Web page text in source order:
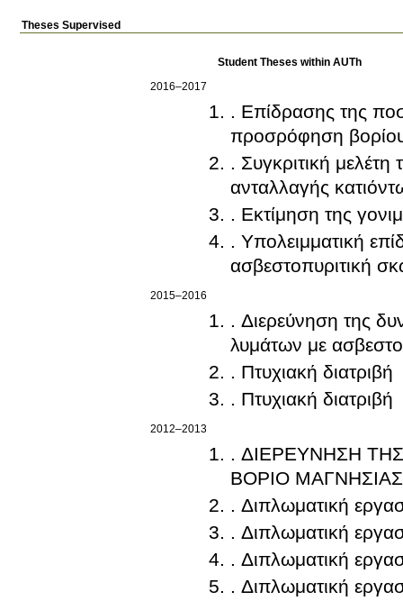
Theses Supervised
Student Theses within AUTh
2016–2017
. Επίδρασης της
προσρόφηση
. Συγκριτική
ανταλλαγής
. Εκτίμηση της
. Υπολειμματική
ασβεστοπυριτική
2015–2016
. Διερεύνηση της
λυμάτων με
. Πτυχιακή διατριβή
. Πτυχιακή διατριβή
2012–2013
. ΔΙΕΡΕΥΝΗΣΗ
ΒΟΡΙΟ
. Διπλωματική
. Διπλωματική
. Διπλωματική
. Διπλωματική